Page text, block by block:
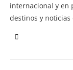
internacional y en
destinos y